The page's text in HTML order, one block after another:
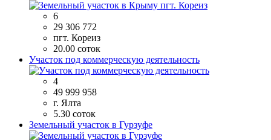
6
29 306 772
пгт. Кореиз
20.00 соток
Участок под коммерческую деятельность
4
49 999 958
г. Ялта
5.30 соток
Земельный участок в Гурзуфе